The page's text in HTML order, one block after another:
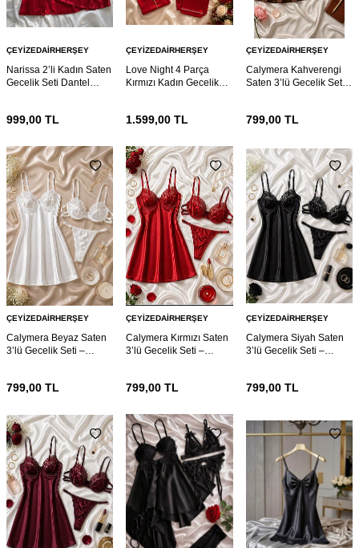
ÇEYIZEDAIRHERŞEY
Narissa 2’li Kadın Saten
Gecelik Seti Dantel
999,00 TL
ÇEYIZEDAIRHERŞEY
Love Night 4 Parça
Kırmızı Kadın Gecelik
1.599,00 TL
ÇEYIZEDAIRHERŞEY
Calymera Kahverengi
Saten 3’lü Gecelik Seti –
799,00TL
ÇEYIZEDAIRHERŞEY
Calymera Beyaz Saten
3’lü Gecelik Seti –
799,00 TL
ÇEYIZEDAIRHERŞEY
Calymera Kırmızı Saten
3’lü Gecelik Seti –
799,00 TL
ÇEYIZEDAIRHERŞEY
Calymera Siyah Saten
3’lü Gecelik Seti –
799,00TL